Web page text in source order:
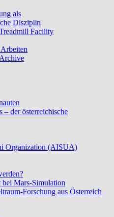
als
Disziplin
Facility
– der österreichische
Organization (AISUA)
Mars-Simulation
Forschung aus Österreich